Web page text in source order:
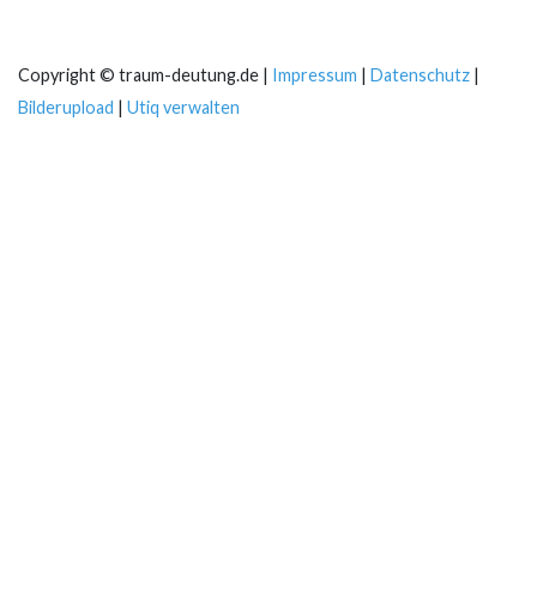
Copyright © traum-deutung.de | Impressum | Datenschutz |
Bilderupload | Utiq verwalten